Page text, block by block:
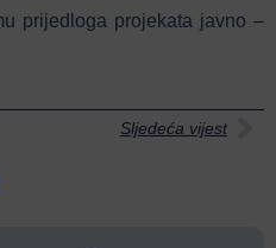
prijedloga projekata javno –
Sljedeća vijest